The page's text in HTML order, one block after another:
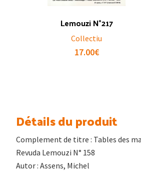
Lemouzi N°217
Collectiu
17.00€
Détails du produit
Complement de titre : Tables des
Revuda Lemouzi N° 158
Autor : Assens, Michel